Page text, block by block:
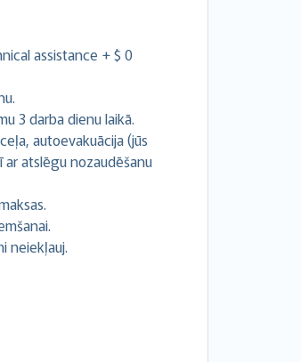
assistance + $ 0
3 darba dienu laikā.
autoevakuācija (jūs
atslēgu nozaudēšanu
neiekļauj.